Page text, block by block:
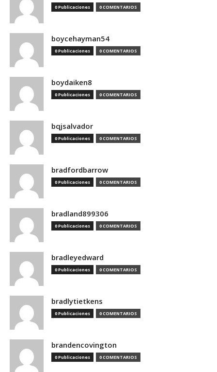
0 Publicaciones 0 COMENTARIOS
boycehayman54
0 Publicaciones 0 COMENTARIOS
boydaiken8
0 Publicaciones 0 COMENTARIOS
bqjsalvador
0 Publicaciones 0 COMENTARIOS
bradfordbarrow
0 Publicaciones 0 COMENTARIOS
bradland899306
0 Publicaciones 0 COMENTARIOS
bradleyedward
0 Publicaciones 0 COMENTARIOS
bradlytietkens
0 Publicaciones 0 COMENTARIOS
brandencovington
0 Publicaciones 0 COMENTARIOS